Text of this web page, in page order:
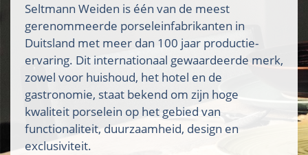
Seltmann Weiden is één van de meest
gerenommeerde porseleinfabrikanten in
Duitsland met meer dan 100 jaar productie-
ervaring. Dit internationaal gewaardeerde merk,
zowel voor huishoud, het hotel en de
gastronomie, staat bekend om zijn hoge
kwaliteit porselein op het gebied van
functionaliteit, duurzaamheid, design en
exclusiviteit.